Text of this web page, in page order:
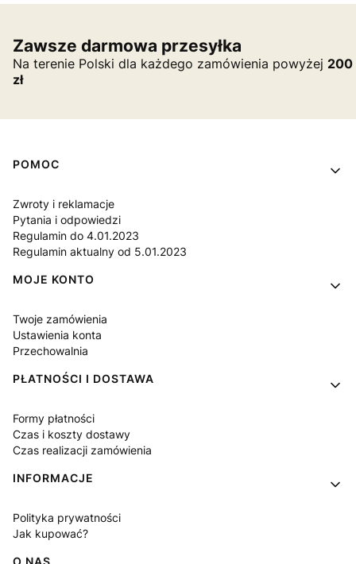
Zawsze darmowa przesyłka
Na terenie Polski dla każdego zamówienia powyżej 200
zł
Linki w stopce
POMOC
Zwroty i reklamacje
Pytania i odpowiedzi
Regulamin do 4.01.2023
Regulamin aktualny od 5.01.2023
MOJE KONTO
Twoje zamówienia
Ustawienia konta
Przechowalnia
PŁATNOŚCI I DOSTAWA
Formy płatności
Czas i koszty dostawy
Czas realizacji zamówienia
INFORMACJE
Polityka prywatności
Jak kupować?
O NAS